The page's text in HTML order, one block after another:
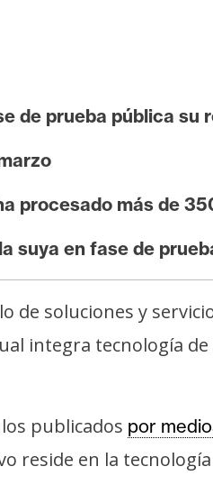
de prueba pública su
procesado más de
suya en fase de
de soluciones y
integra tecnología
publicados por
reside en la